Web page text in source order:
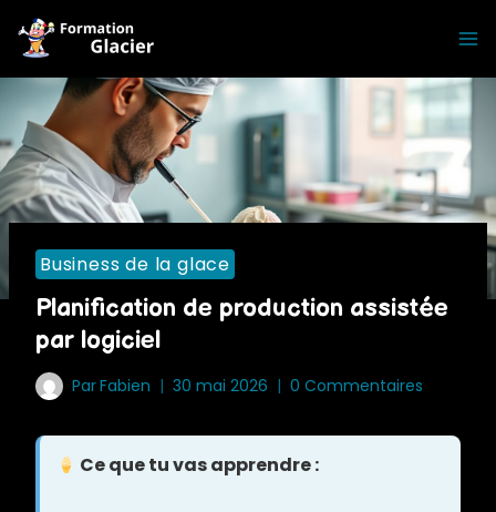
content
Business de la glace
Planification de production assistée
par logiciel
ParFabien 30 mai 2026 0 Commentaires
Ce que tu vas apprendre :